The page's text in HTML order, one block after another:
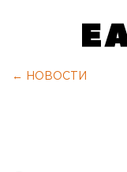
← НОВОСТИ